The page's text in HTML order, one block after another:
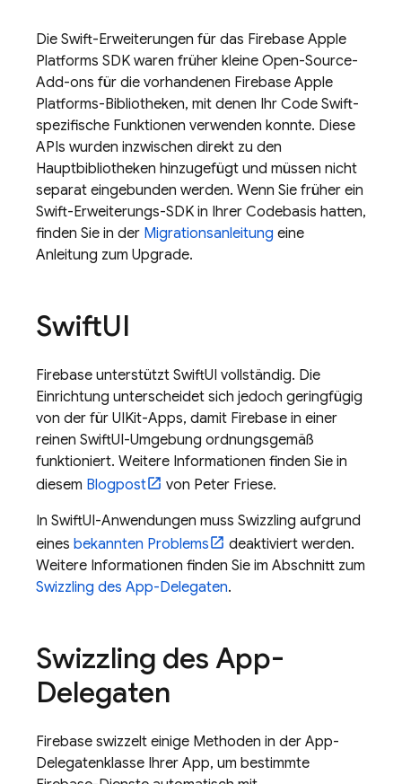
Die Swift-Erweiterungen für das Firebase Apple
Platforms SDK waren früher kleine Open-Source-
Add-ons für die vorhandenen Firebase Apple
Platforms-Bibliotheken, mit denen Ihr Code Swift-
spezifische Funktionen verwenden konnte. Diese
APIs wurden inzwischen direkt zu den
Hauptbibliotheken hinzugefügt und müssen nicht
separat eingebunden werden. Wenn Sie früher ein
Swift-Erweiterungs-SDK in Ihrer Codebasis hatten,
finden Sie in der Migrationsanleitung eine
Anleitung zum Upgrade.
SwiftUI
Firebase unterstützt SwiftUI vollständig. Die
Einrichtung unterscheidet sich jedoch geringfügig
von der für UIKit-Apps, damit Firebase in einer
reinen SwiftUI-Umgebung ordnungsgemäß
funktioniert. Weitere Informationen finden Sie in
diesem Blogpost
von Peter Friese.
In SwiftUI-Anwendungen muss Swizzling aufgrund
eines bekannten Problems
deaktiviert werden.
Weitere Informationen finden Sie im Abschnitt zum
Swizzling des App-Delegaten.
Swizzling des App-
Delegaten
Firebase swizzelt einige Methoden in der App-
Delegatenklasse Ihrer App, um bestimmte